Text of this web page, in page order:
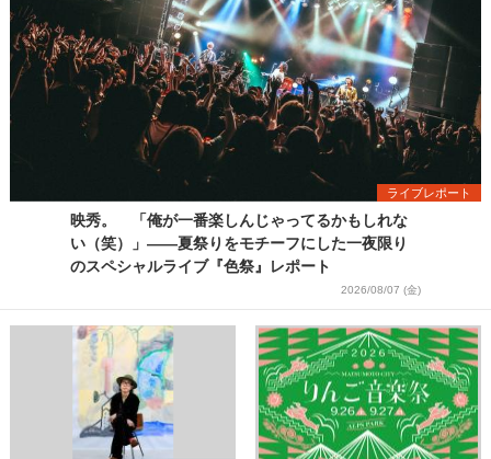
ライブレポート
映秀。 「俺が一番楽しんじゃってるかもしれな
い（笑）」――夏祭りをモチーフにした一夜限り
のスペシャルライブ『色祭』レポート
2026/08/07 (金)